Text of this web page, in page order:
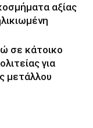
αξίας
σε κάτοικο
για
μετάλλου